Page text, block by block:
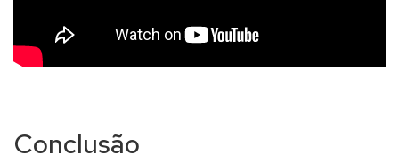
Conclusão